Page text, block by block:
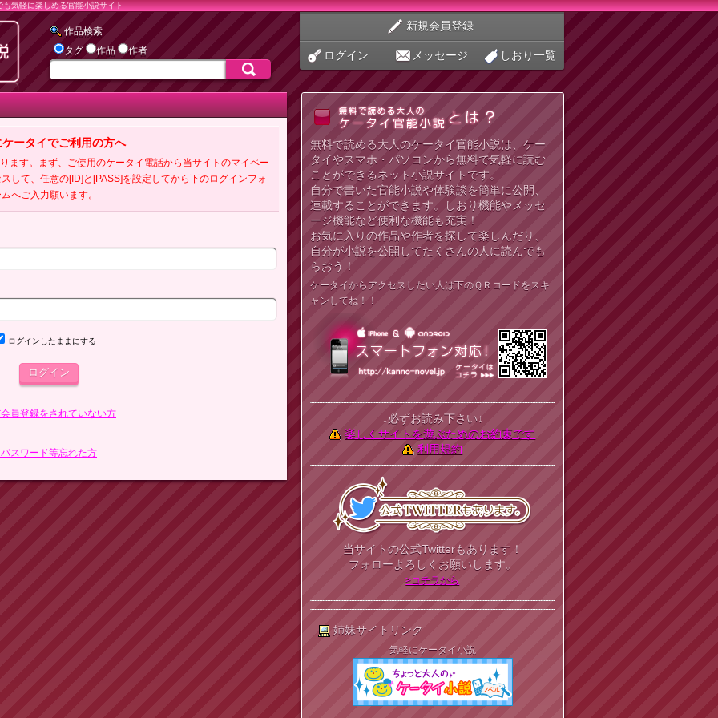
気軽に楽しめる官能小説サイト
作品検索
タグ
作品 作者
新規会員登録
ログイン メッセージ しおり一覧
ータイでご利用の方へ
ます。まず、ご使用のケータイ電話から当サイトのマイペー
して、任意の[ID]と[PASS]を設定してから下のログインフォ
へご入力願います。
ログインしたままにする
員登録をされていない方
スワード等忘れた方
無料で読める大人のケータイ官能小説は、ケー
タイやスマホ・パソコンから無料で気軽に読む
ことができるネット小説サイトです。
自分で書いた官能小説や体験談を簡単に公開、
連載することができます。しおり機能やメッセ
ージ機能など便利な機能も充実！
お気に入りの作品や作者を探して楽しんだり、
自分が小説を公開してたくさんの人に読んでも
らおう！
ケータイからアクセスしたい人は下のＱＲコードをスキ
ャンしてね！！
↓必ずお読み下さい↓
楽しくサイトを遊ぶためのお約束です
利用規約
当サイトの公式Twitterもあります！
フォローよろしくお願いします。
>コチラから
姉妹サイトリンク
気軽にケータイ小説